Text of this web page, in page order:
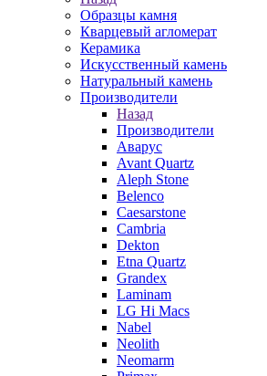
Образцы камня
Кварцевый агломерат
Керамика
Искусственный камень
Натуральный камень
Производители
Назад
Производители
Аварус
Avant Quartz
Aleph Stone
Belenco
Caesarstone
Cambria
Dekton
Etna Quartz
Grandex
Laminam
LG Hi Macs
Nabel
Neolith
Neomarm